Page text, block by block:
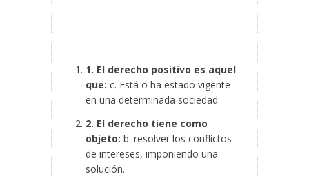
1. El derecho positivo es aquel
que: c. Está o ha estado vigente
en una determinada sociedad.
2. El derecho tiene como
objeto: b. resolver los conflictos
de intereses, imponiendo una
solución.